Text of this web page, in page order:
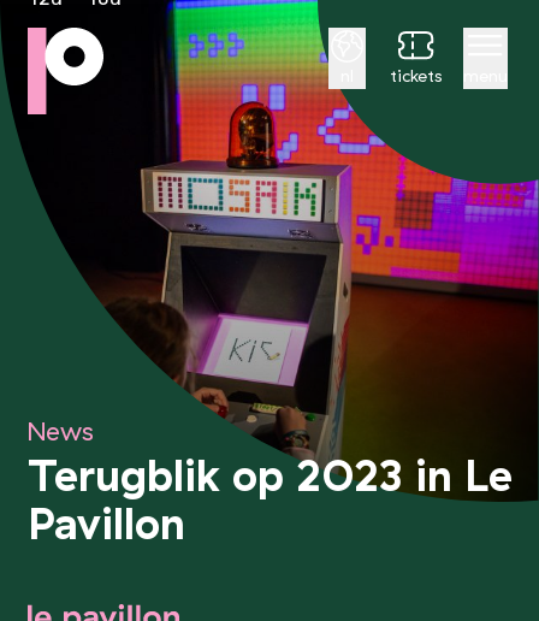
Nederlands
tickets
News
Terugblik op 2023 in Le
Pavillon